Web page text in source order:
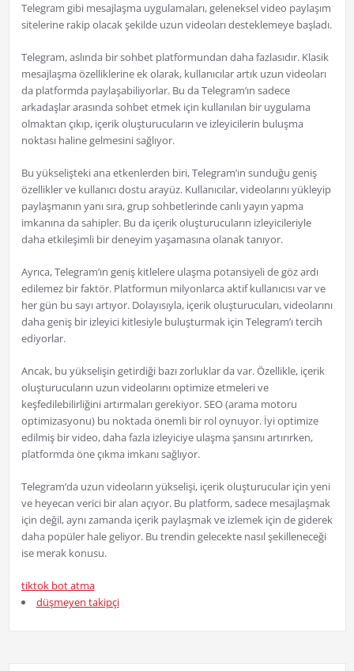
Telegram gibi mesajlaşma uygulamaları, geleneksel video paylaşım
sitelerine rakip olacak şekilde uzun videoları desteklemeye başladı.
Telegram, aslında bir sohbet platformundan daha fazlasıdır. Klasik
mesajlaşma özelliklerine ek olarak, kullanıcılar artık uzun videoları
da platformda paylaşabiliyorlar. Bu da Telegram’ın sadece
arkadaşlar arasında sohbet etmek için kullanılan bir uygulama
olmaktan çıkıp, içerik oluşturucuların ve izleyicilerin buluşma
noktası haline gelmesini sağlıyor.
Bu yükselişteki ana etkenlerden biri, Telegram’ın sunduğu geniş
özellikler ve kullanıcı dostu arayüz. Kullanıcılar, videolarını yükleyip
paylaşmanın yanı sıra, grup sohbetlerinde canlı yayın yapma
imkanına da sahipler. Bu da içerik oluşturucuların izleyicileriyle
daha etkileşimli bir deneyim yaşamasına olanak tanıyor.
Ayrıca, Telegram’ın geniş kitlelere ulaşma potansiyeli de göz ardı
edilemez bir faktör. Platformun milyonlarca aktif kullanıcısı var ve
her gün bu sayı artıyor. Dolayısıyla, içerik oluşturucuları, videolarını
daha geniş bir izleyici kitlesiyle buluşturmak için Telegram’ı tercih
ediyorlar.
Ancak, bu yükselişin getirdiği bazı zorluklar da var. Özellikle, içerik
oluşturucuların uzun videolarını optimize etmeleri ve
keşfedilebilirliğini artırmaları gerekiyor. SEO (arama motoru
optimizasyonu) bu noktada önemli bir rol oynuyor. İyi optimize
edilmiş bir video, daha fazla izleyiciye ulaşma şansını artırırken,
platformda öne çıkma imkanı sağlıyor.
Telegram’da uzun videoların yükselişi, içerik oluşturucular için yeni
ve heyecan verici bir alan açıyor. Bu platform, sadece mesajlaşmak
için değil, aynı zamanda içerik paylaşmak ve izlemek için de giderek
daha popüler hale geliyor. Bu trendin gelecekte nasıl şekilleneceği
ise merak konusu.
tiktok bot atma
düşmeyen takipçi